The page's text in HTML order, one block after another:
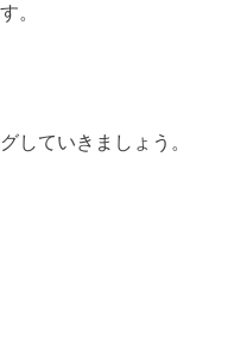
。
していきましょう。